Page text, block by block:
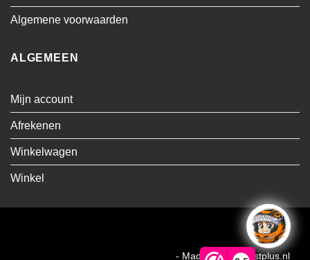
Algemene voorwaarden
ALGEMEEN
Mijn account
Afrekenen
Winkelwagen
Winkel
On
Bancontact
- Made by Webhostplus.nl